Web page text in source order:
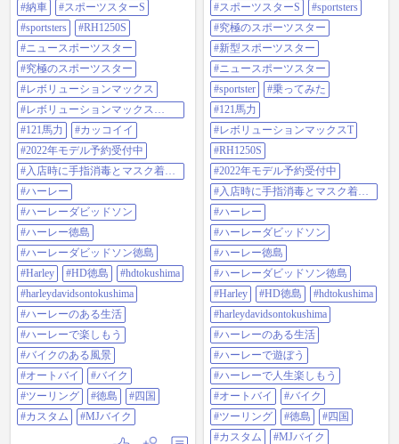
ネックウォーマープレゼント中！※
残りわずか！ スポーツスターSに試
乗しよう！ スポーツスターSを見に
行こう！ スポーツスターSといえ
ば、昨日納車させていただきまし
た！ 昨日納車のお客様車両のご紹
介です。 話題のスポーツスターS！
ニュースポーツスター！ 究極のス
ポーツスターです！ 見た目good！
走りもgood！ パワフルなマシンで
す。 カスタムはETC車載器を装着
いただきました。 ご購入いただき
ましたT様ありがとうございまし
た。楽しいハーレーライフをお過
ごしください。 #納車 #スポーツス
ターS #sportsters #RH1250S #ニュー
スポーツスター #究極のスポーツス
ター #レボリューションマックス #
レボリューションマックス1250t
#121馬力 #かっこいい #2022年モデ
ル予約受付中 #入店時に手指消毒と
マスク着用お願いします #ハーレー
#ハーレーダビッドソン #ハーレー
徳島 #ハーレーダビッドソン徳島
#harley #HD徳島 #hdtokushima
#harleydavidsontokushima #ハーレー
のある生活 #ハーレーで楽しもう #
バイクのある風景 #オートバイ #バ
イク #ツーリング #徳島 #四国 #カ
スタム #mjバイク
#納車
#スポーツスターS
#sportsters
#RH1250S
#ニュースポーツスター
#究極のスポーツスター
#レボリューションマックス
#レボリューションマックス
1250T
#121馬力
#カッコイイ
#2022年モデル予約受付中
#入店時に手指消毒とマスク着用
お願いします
#ハーレー
#ハーレーダビッドソン
#ハーレー徳島
#ハーレーダビッドソン徳島
#Harley
#HD徳島
#hdtokushima
#harleydavidsontokushima
#ハーレーのある生活
#ハーレーで楽しもう
#バイクのある風景
#オートバイ
#バイク
#ツーリング
#徳島
#四国
#カスタム
#MJバイク
マックス1250Tエンジンを味わいな
がら近所をひと回りしただけです
が、121馬力あるエンジンは迫力も
んです！ 車重も228kgと軽いので扱
いやすくて、足つきも良くて安
心！ ずっと走りたくなるマシンで
した！ 時間が無くて遠乗りができ
ませんでしたが、今度は高速道路
や長い時間を走ってもっとスポー
ツスターSを感じたいですねえ。 試
乗車になるスポーツスターSは明日
入荷予定ですので、入荷次第急ピ
ッチで仕上げて週末から試乗でき
るように頑張ります！ お待ちくだ
さいませ。 スポーツスターSの詳細
はコチラ↓ https://www.harley-
davidson.com/jp/ja/motorcycles/sportste
r-s.html #スポーツスターS
#sportsters #究極のスポーツスター #
新型スポーツスター #ニュースポー
ツスター #sportster #乗ってみた
#121馬力 #レボリューションマック
スT #RH1250S #2022年モデル予約
受付中 #入店時に手指消毒とマスク
着用お願いします #ハーレー #ハー
レーダビッドソン #ハーレー徳島 #
ハーレーダビッドソン徳島 #harley
#HD徳島 #hdtokushima
#harleydavidsontokushima #ハーレー
のある生活 #ハーレーで遊ぼう #ハ
ーレーで人生楽しもう #オートバイ
#バイク #ツーリング #徳島 #四国 #
カスタム #mjバイク
#スポーツスターS
#sportsters
#究極のスポーツスター
#新型スポーツスター
#ニュースポーツスター
#sportster
#乗ってみた
#121馬力
#レボリューションマックスT
#RH1250S
#2022年モデル予約受付中
#入店時に手指消毒とマスク着用
お願いします
#ハーレー
#ハーレーダビッドソン
#ハーレー徳島
#ハーレーダビッドソン徳島
#Harley
#HD徳島
#hdtokushima
#harleydavidsontokushima
#ハーレーのある生活
#ハーレーで遊ぼう
#ハーレーで人生楽しもう
#オートバイ
#バイク
#ツーリング
#徳島
#四国
#カスタム
#MJバイク